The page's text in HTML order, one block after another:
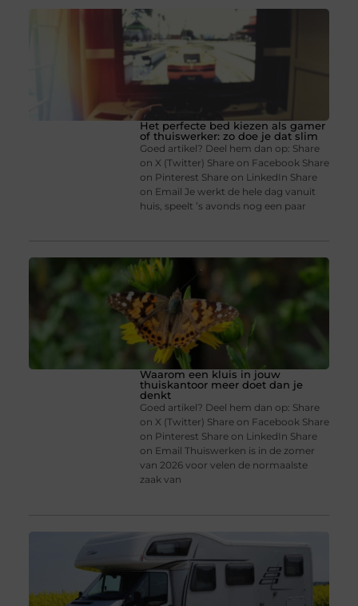
Het perfecte bed kiezen als gamer
of thuiswerker: zo doe je dat slim
Goed artikel? Deel hem dan op: Share
on X (Twitter) Share on Facebook Share
on Pinterest Share on LinkedIn Share
on Email Je werkt de hele dag vanuit
huis, speelt ’s avonds nog een paar
Waarom een kluis in jouw
thuiskantoor meer doet dan je
denkt
Goed artikel? Deel hem dan op: Share
on X (Twitter) Share on Facebook Share
on Pinterest Share on LinkedIn Share
on Email Thuiswerken is in de zomer
van 2026 voor velen de normaalste
zaak van